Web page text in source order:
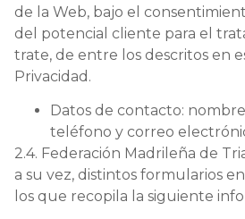
de la Web, bajo el
del potencial cliente para el
trate, de entre los descritos en
Privacidad.
Datos de contacto:
teléfono y correo
2.4. Federación Madrileña de
a su vez, distintos formularios
los que recopila la siguiente